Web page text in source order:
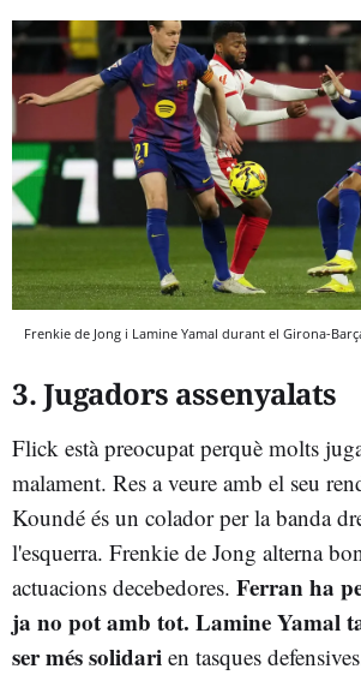
Frenkie de Jong i Lamine Yamal durant el Girona-
3. Jugadors assenyalats
Flick està preocupat perquè molts
malament. Res a veure amb el seu
Koundé és un colador per la banda
l'esquerra. Frenkie de Jong alterna
actuacions decebedores. Ferran ha
ja no pot amb tot. Lamine Yamal
ser més solidari en tasques